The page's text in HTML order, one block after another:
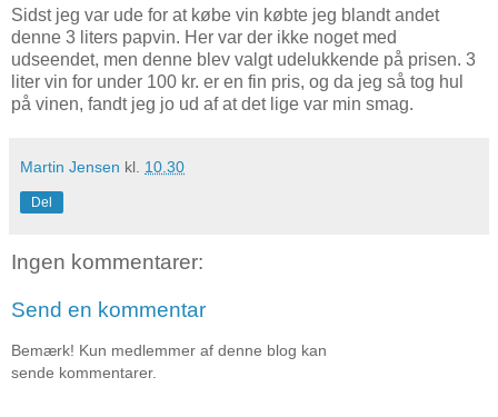
Sidst jeg var ude for at købe vin købte jeg blandt andet
denne 3 liters papvin. Her var der ikke noget med
udseendet, men denne blev valgt udelukkende på prisen. 3
liter vin for under 100 kr. er en fin pris, og da jeg så tog hul
på vinen, fandt jeg jo ud af at det lige var min smag.
Martin Jensen kl. 10.30
Del
Ingen kommentarer:
Send en kommentar
Bemærk! Kun medlemmer af denne blog kan
sende kommentarer.